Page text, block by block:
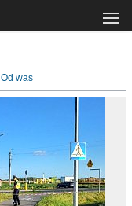
Od was